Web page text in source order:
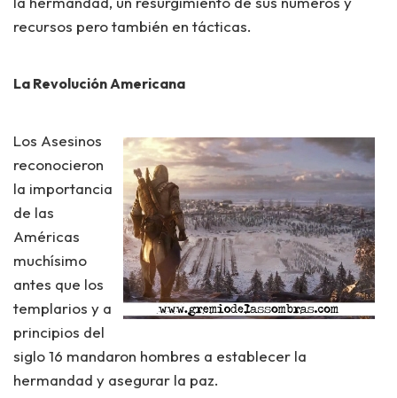
recursos pero también en tácticas.
La Revolución Americana
Los Asesinos
reconocieron
la importancia
de las
Américas
muchísimo
antes que los
templarios y a
principios del
siglo 16 mandaron hombres a establecer la
hermandad y asegurar la paz.